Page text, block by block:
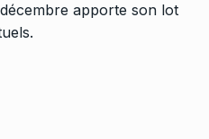
apporte son lot